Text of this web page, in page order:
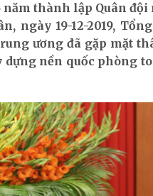
năm thành lập Quân
ngày 19-12-2019,
ương đã gặp mặt
nền quốc phòng